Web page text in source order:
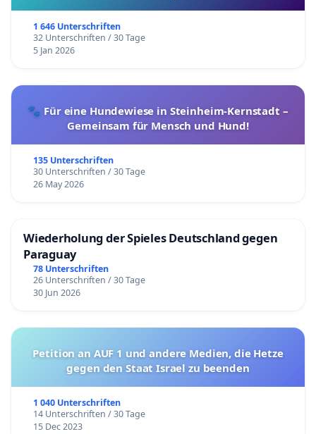
1 646 Unterschriften
32 Unterschriften / 30 Tage
5 Jan 2026
🐾 Für eine Hundewiese in Steinheim-Kernstadt –
Gemeinsam für Mensch und Hund!
135 Unterschriften
30 Unterschriften / 30 Tage
26 May 2026
Wiederholung der Spieles Deutschland gegen
Paraguay
78 Unterschriften
26 Unterschriften / 30 Tage
30 Jun 2026
Petition an AUF 1 und andere Medien, die Hetze
gegen den Staat Israel zu beenden
1 040 Unterschriften
14 Unterschriften / 30 Tage
15 Dec 2023